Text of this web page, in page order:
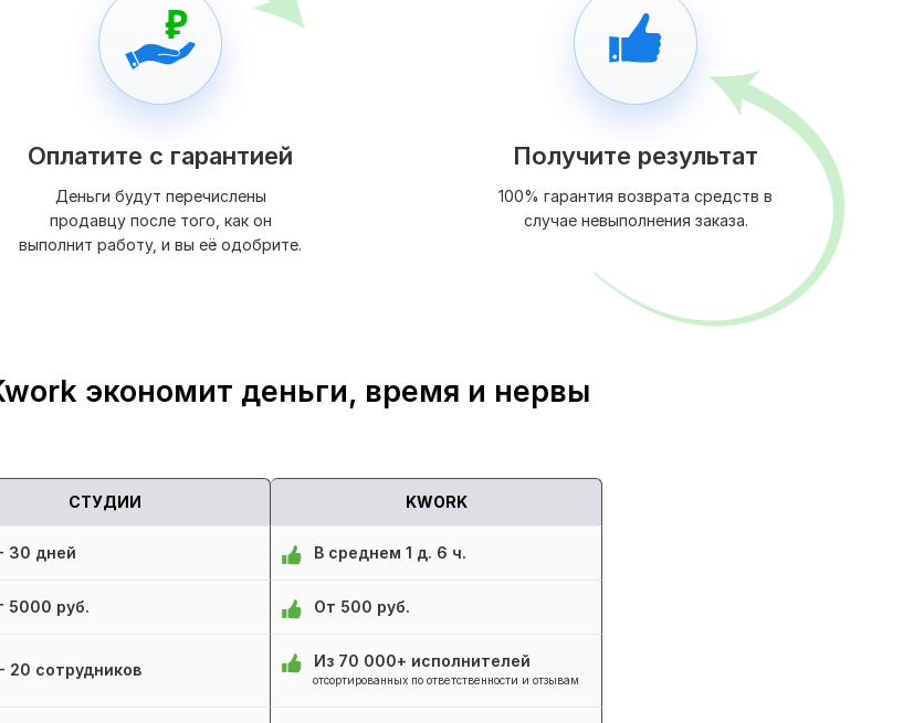
Оплатите с гарантией
Деньги будут перечислены
продавцу после того, как он
выполнит работу, и вы её одобрите.
Получите результат
100% гарантия возврата средств в
случае невыполнения заказа.
экономит деньги, время и нервы
СТУДИИ KWORK
30 дней В среднем 1 д. 6 ч.
5000 руб. От 500 руб.
20 сотрудников Из 70 000+ исполнителей
отсортированных по ответственности и отзывам